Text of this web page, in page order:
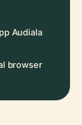
Audiala
browser